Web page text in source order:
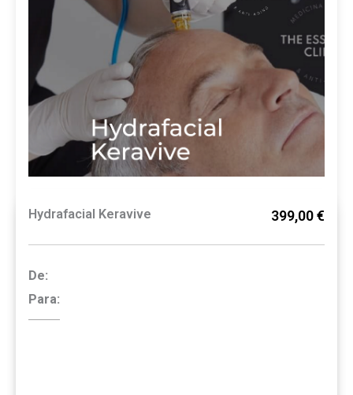
Hydrafacial Keravive 399,00 €
De:
Para: